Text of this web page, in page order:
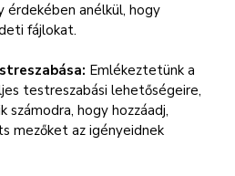
érdekében anélkül, hogy
fájlokat.
Emlékeztetünk a
testreszabási lehetőségeire,
hogy hozzáadj,
mezőket az igényeidnek